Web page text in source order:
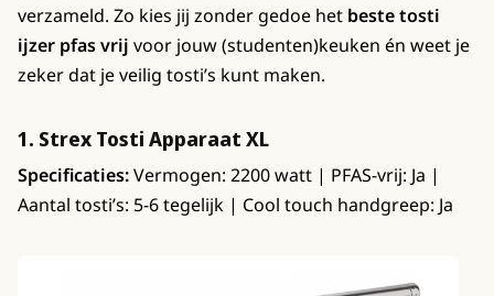
verzameld. Zo kies jij zonder gedoe het beste tosti
ijzer pfas vrij voor jouw (studenten)keuken én weet je
zeker dat je veilig tosti’s kunt maken.
1. Strex Tosti Apparaat XL
Specificaties:Vermogen: 2200 watt | PFAS-vrij: Ja |
Aantal tosti’s: 5-6 tegelijk | Cool touch handgreep: Ja